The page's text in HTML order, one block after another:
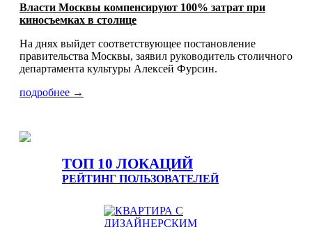
Власти Москвы компенсируют 100% затрат при
киносъемках в столице
На днях выйдет соответствующее постановление
правительства Москвы, заявил руководитель столичного
департамента культуры Алексей Фурсин.
подробнее →
ТОП 10 ЛОКАЦИЙ
РЕЙТИНГ ПОЛЬЗОВАТЕЛЕЙ